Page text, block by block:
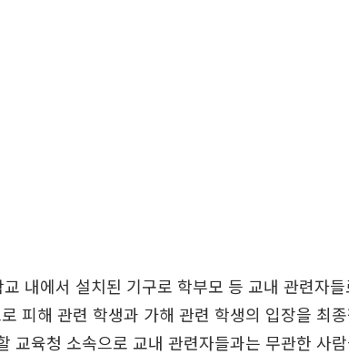
내에서 설치된 기구로 학부모 등 교내 관련자
피해 관련 학생과 가해 관련 학생의 입장을 최
교육청 소속으로 교내 관련자들과는 무관한 사